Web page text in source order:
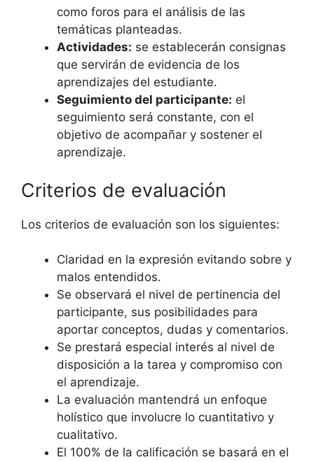
como foros para el análisis de las
temáticas planteadas.
Actividades: se establecerán consignas
que servirán de evidencia de los
aprendizajes del estudiante.
Seguimiento del participante: el
seguimiento será constante, con el
objetivo de acompañar y sostener el
aprendizaje.
Criterios de evaluación
Los criterios de evaluación son los siguientes:
Claridad en la expresión evitando sobre y
malos entendidos.
Se observará el nivel de pertinencia del
participante, sus posibilidades para
aportar conceptos, dudas y comentarios.
Se prestará especial interés al nivel de
disposición a la tarea y compromiso con
el aprendizaje.
La evaluación mantendrá un enfoque
holístico que involucre lo cuantitativo y
cualitativo.
El 100% de la calificación se basará en el